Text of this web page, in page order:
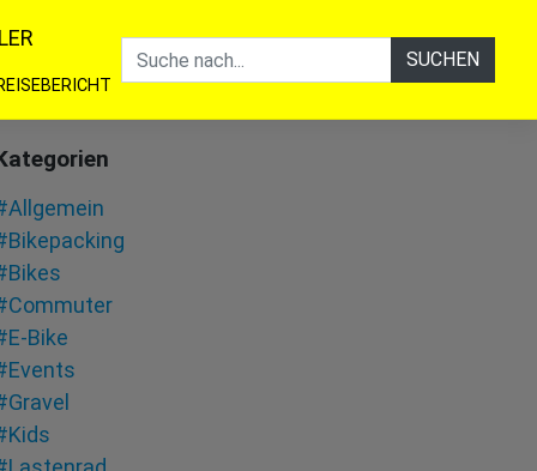
SUCHEN
Bike